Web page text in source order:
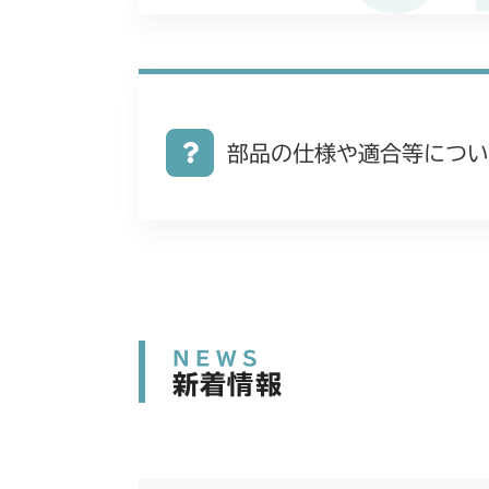
部品の仕様や適合等につ
NEWS
新着情報